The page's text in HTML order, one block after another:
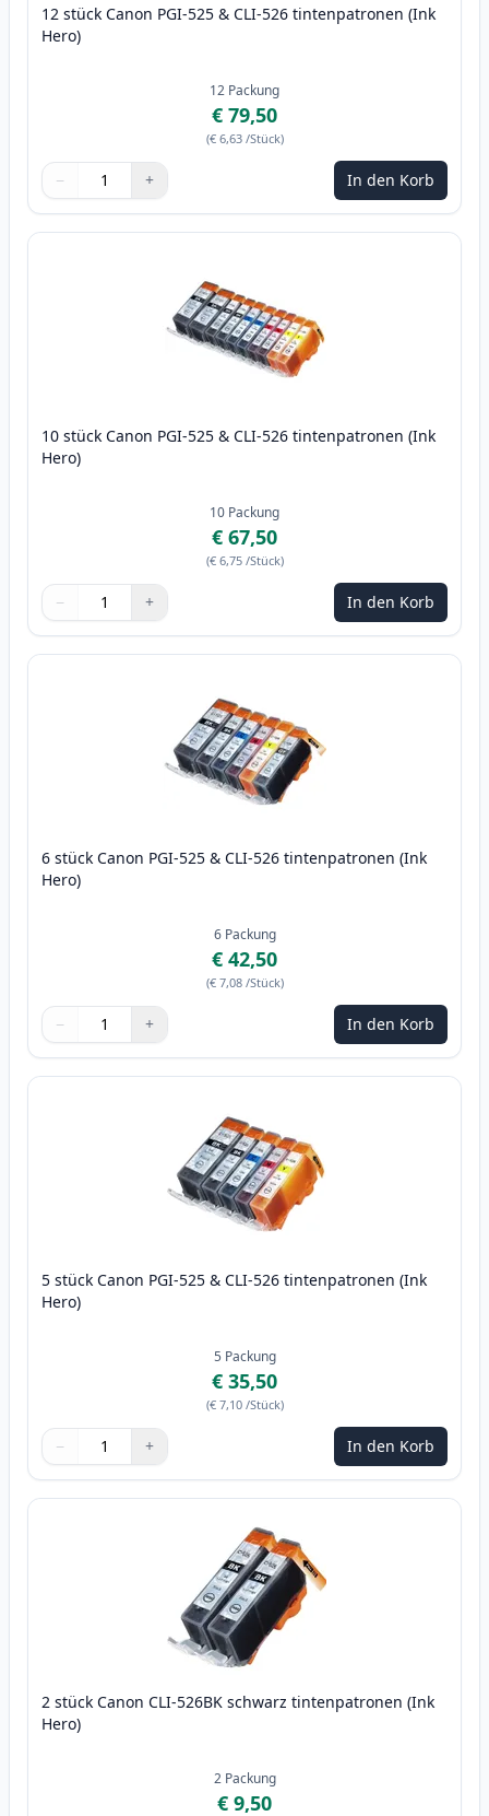
12 stück Canon PGI-525 & CLI-526 tintenpatronen (Ink
Hero)
12 Packung
€ 79,50
(€ 6,63 /Stück)
Menge
Verwenden Sie die Tasten, um anzupassen
− +
Menge 1 In den Korb
10 stück Canon PGI-525 & CLI-526 tintenpatronen (Ink
Hero)
10 Packung
€ 67,50
(€ 6,75 /Stück)
Menge
Verwenden Sie die Tasten, um anzupassen
− +
Menge 1 In den Korb
6 stück Canon PGI-525 & CLI-526 tintenpatronen (Ink
Hero)
6 Packung
€ 42,50
(€ 7,08 /Stück)
Menge
Verwenden Sie die Tasten, um anzupassen
− +
Menge 1 In den Korb
5 stück Canon PGI-525 & CLI-526 tintenpatronen (Ink
Hero)
5 Packung
€ 35,50
(€ 7,10 /Stück)
Menge
Verwenden Sie die Tasten, um anzupassen
− +
Menge 1 In den Korb
2 stück Canon CLI-526BK schwarz tintenpatronen (Ink
Hero)
2 Packung
€ 9,50